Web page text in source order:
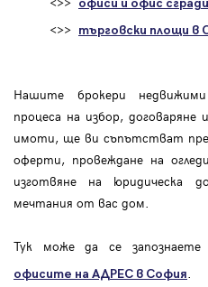
<>> търговски площи в
Нашите брокери
процеса на избор,
имоти, ще ви съпътстват
оферти, провеждане на
изготвяне на юридическа
мечтания от вас дом.
Тук може да се
офисите на АДРЕС в София